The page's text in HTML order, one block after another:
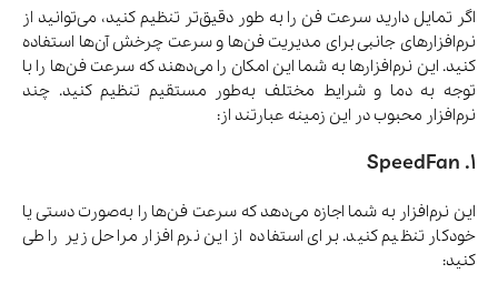
اگر تمایل دارید سرعت فن را به طور دقیق‌تر تنظیم کنید، می‌توانید از
نرم‌افزارهای جانبی برای مدیریت فن‌ها و سرعت چرخش آن‌ها استفاده
کنید. این نرم‌افزارها به شما این امکان را می‌دهند که سرعت فن‌ها را با
توجه به دما و شرایط مختلف به‌طور مستقیم تنظیم کنید. چند
نرم‌افزار محبوب در این زمینه عبارتند از:
1. SpeedFan
این نرم‌افزار به شما اجازه می‌دهد که سرعت فن‌ها را به‌صورت دستی یا
خودکار تنظیم کنید. برای استفاده از این نرم افزار مراحل زیر را طی
کنید: